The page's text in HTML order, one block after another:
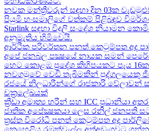
නවක මන්ත්‍රීවරුන් සඳහා දින 03ක
පියුමි හංසමාලිගේ වත්කම් පිළිබඳව
Starlink සඳහා විදුලි සංදේශ නියාමන
අනුමැතිය හිමිවෙයි.
ආර්ථික පරිවර්තන පනත් කෙටුම්පත අද
අපේ ජනබල පක්‍ෂයේ නායක සමන්
හෙට කොළඹ ප්‍රදේශ කිහිපයකට පැය
නවගමුවේ වෙඩි තැබීමකින් පුද්ගලයෙකු
රජයේ නිලධාරීන්ගේ රාජකාරි
චක්‍රලේඛයක්
ක්‍රීඩා අමාත්‍ය හරීන් සහ​ ICC ප්‍රධානියා
ජාතික අපේක්‍ෂකයා ලෙස රනිල් ජනපති
ත්‍රස්ත විරෝධී පනත් කෙටුම්පත අද
කෙහෙළිය රඹුක්වැල්ල අත්අඩංගුවට